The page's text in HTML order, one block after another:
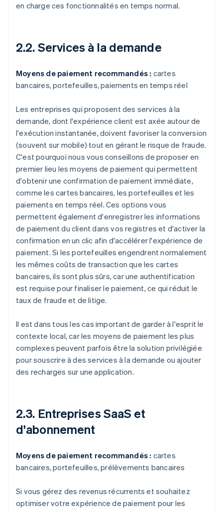
en charge ces fonctionnalités en temps normal.
2.2. Services à la demande
Moyens de paiement recommandés : cartes
bancaires, portefeuilles, paiements en temps réel
Les entreprises qui proposent des services à la
demande, dont l'expérience client est axée autour de
l'exécution instantanée, doivent favoriser la conversion
(souvent sur mobile) tout en gérant le risque de fraude.
C'est pourquoi nous vous conseillons de proposer en
premier lieu les moyens de paiement qui permettent
d'obtenir une confirmation de paiement immédiate,
comme les cartes bancaires, les portefeuilles et les
paiements en temps réel. Ces options vous
permettent également d'enregistrer les informations
de paiement du client dans vos registres et d'activer la
confirmation en un clic afin d'accélérer l'expérience de
paiement. Si les portefeuilles engendrent normalement
les mêmes coûts de transaction que les cartes
bancaires, ils sont plus sûrs, car une authentification
est requise pour finaliser le paiement, ce qui réduit le
taux de fraude et de litige.
Il est dans tous les cas important de garder à l'esprit le
contexte local, car les moyens de paiement les plus
complexes peuvent parfois être la solution privilégiée
pour souscrire à des services à la demande ou ajouter
des recharges sur une application.
2.3. Entreprises SaaS et
d'abonnement
Moyens de paiement recommandés : cartes
bancaires, portefeuilles, prélèvements bancaires
Si vous gérez des revenus récurrents et souhaitez
optimiser votre expérience de paiement pour les